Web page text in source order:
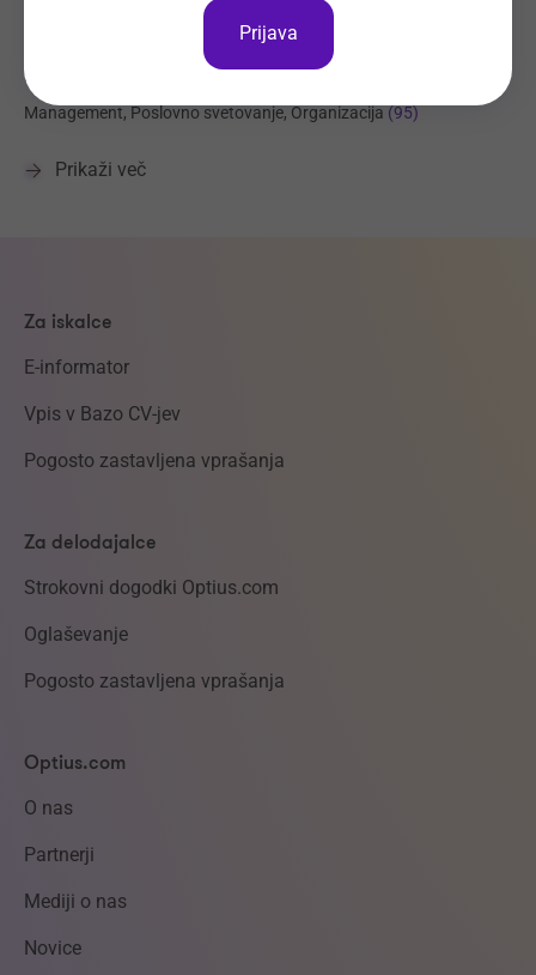
Komerciala, Trženje
Management, Poslovno svetovanje, Organizacija (95)
Prikaži več
Za iskalce
E-informator
Vpis v Bazo CV-jev
Pogosto zastavljena vprašanja
Za delodajalce
Strokovni dogodki Optius.com
Oglaševanje
Pogosto zastavljena vprašanja
Optius.com
O nas
Partnerji
Mediji o nas
Novice
Prijava